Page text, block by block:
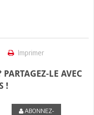
Imprimer
LE AVEC
!
ABONNEZ-